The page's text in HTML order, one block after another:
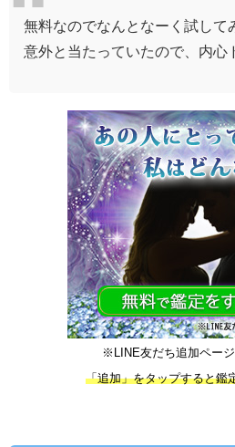
無料なのでなんとなーく試して
意外と当たっていたので、 内心
※LINE友だち追加ページ
「追加」をタップすると鑑